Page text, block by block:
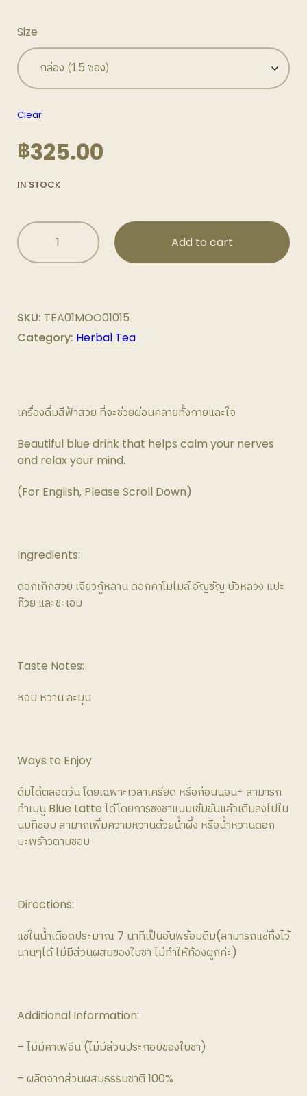
Size
Clear
฿325.00
IN STOCK
Plantogenic
-
Moon
ชา
โม
สมุนไพร
คาเฟ
อีน
น้ำตาล
Add to cart
SKU: TEA01MOO01015
Category: Herbal Tea
เครื่องดื่มสีฟ้าสวย ที่จะช่วยผ่อนคลายทั้งกายและใจ
Beautiful blue drink that helps calm your nerves
and relax your mind.
(For English, Please Scroll Down)
Ingredients:
ดอกเก็กฮวย เจียวกู้หลาน ดอกคาโมไมล์ อัญชัญ บัวหลวง แปะ
ก๊วย และชะเอม
Taste Notes:
หอม หวาน ละมุน
Ways to Enjoy:
ดื่มได้ตลอดวัน โดยเฉพาะเวลาเครียด หรือก่อนนอน- สามารถ
ทำเมนู Blue Latte ได้โดยการชงชาแบบเข้มข้นแล้วเติมลงไปใน
นมที่ชอบ สามาถเพิ่มความหวานด้วยน้ำผึ้ง หรือน้ำหวานดอก
มะพร้าวตามชอบ
Directions:
แช่ในน้ำเดือดประมาณ 7 นาทีเป็นอันพร้อมดื่ม(สามารถแช่ทิ้งไว้
นานๆได้ ไม่มีส่วนผสมของใบชา ไม่ทำให้ท้องผูกค่ะ)
Additional Information:
– ไม่มีคาเฟอีน (ไม่มีส่วนประกอบของใบชา)
– ผลิตจากส่วนผสมธรรมชาติ 100%